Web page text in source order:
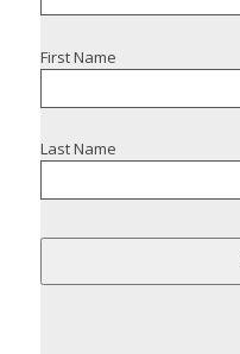
First Name
Last Name